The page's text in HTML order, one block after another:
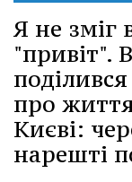
Я не зміг
"привіт".
про
Києві:
нарешті